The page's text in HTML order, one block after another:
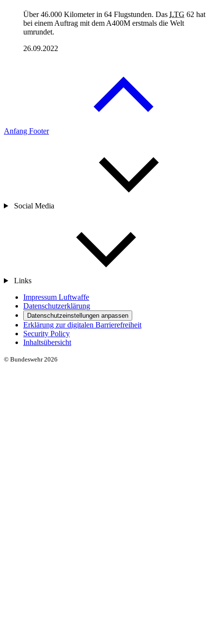
Über 46.000 Kilometer in 64 Flugstunden. Das LTG 62 hat
bei einem Auftrag mit dem A400M erstmals die Welt
umrundet.
26.09.2022
Anfang Footer
Social Media
Links
Impressum Luftwaffe
Datenschutzerklärung
Datenschutzeinstellungen anpassen
Erklärung zur digitalen Barrierefreiheit
Security Policy
Inhaltsübersicht
© Bundeswehr 2026